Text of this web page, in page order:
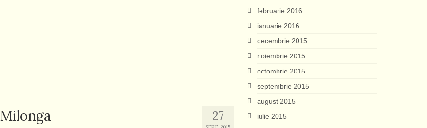
27
SEPT. 2015
Milonga
februarie 2016
ianuarie 2016
decembrie 2015
noiembrie 2015
octombrie 2015
septembrie 2015
august 2015
iulie 2015